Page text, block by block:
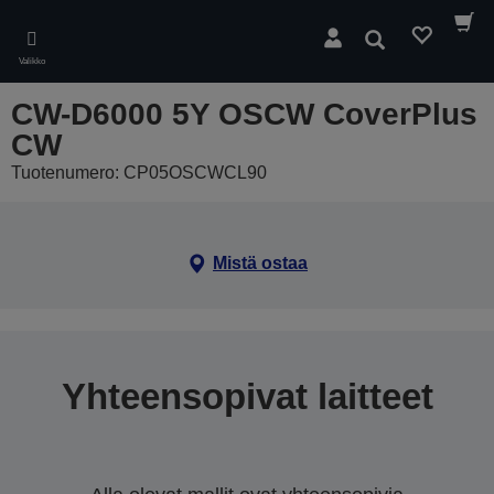
main
content
Valikko
Hae
CW-D6000 5Y OSCW CoverPlus
CW
Tuotenumero: CP05OSCWCL90
Mistä ostaa
Yhteensopivat laitteet